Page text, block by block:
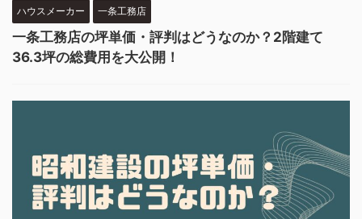
ハウスメーカー 一条工務店
一条工務店の坪単価・評判はどうなのか？2階建て
36.3坪の総費用を大公開！